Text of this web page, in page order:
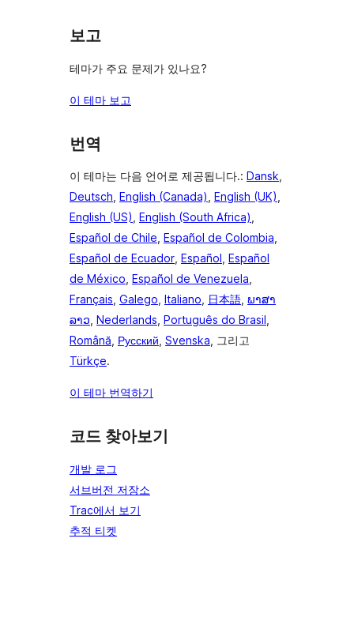
보고
테마가 주요 문제가 있나요?
이 테마 보고
번역
이 테마는 다음 언어로 제공됩니다.: Dansk
Deutsch English (Canada) English (UK)
English (US) English (South Africa)
Español de Chile Español de Colombia
Español de Ecuador Español Español
de México Español de Venezuela
Français Galego Italiano 日本語 ພາສາ
ລາວ Nederlands Português do Brasil
Română Русский Svenska , 그리고
Türkçe.
이 테마 번역하기
코드 찾아보기
개발 로그
서브버전 저장소
Trac에서 보기
추적 티켓